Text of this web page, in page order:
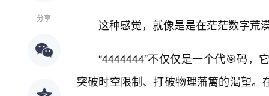
分享 这种感觉，就像是是在茫茫数字荒
“4444444”不仅仅是一个代🎯码，
突破时空限制、打破物理藩篱的渴望